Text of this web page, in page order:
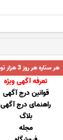
هر ستاره هر روز 3 هزار تومان
تعرفه آگهی ویژه
قوانین درج آگهی
راهنمای درج آگهی
بلاگ
مجله